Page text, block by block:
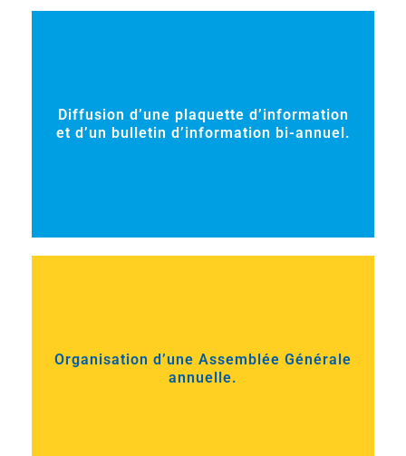
Diffusion d’une plaquette d’information
et d’un bulletin d’information bi-annuel.
Organisation d’une Assemblée Générale
annuelle.